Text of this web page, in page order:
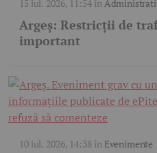
15 iul. 2026, 11:54în
Argeș: Restricții de
important
10 iul. 2026, 14:38în Evenimente